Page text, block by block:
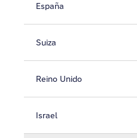
España
Suiza
Reino Unido
Israel